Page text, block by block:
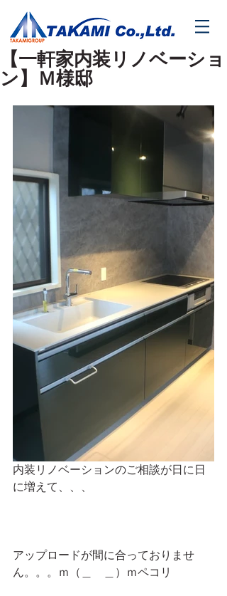
【一軒家内装リノベーショ
ン】Ｍ様邸
内装リノベーションのご相談が日に日
に増えて、、、
アップロードが間に合っておりませ
ん。。。ｍ（＿　＿）ｍペコリ